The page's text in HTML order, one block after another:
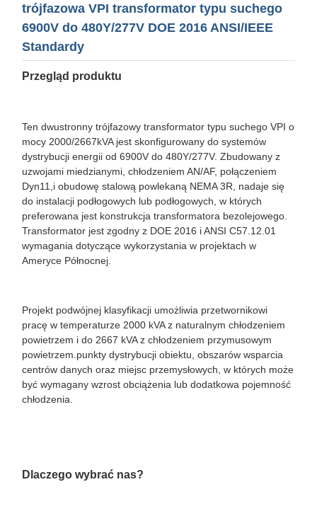
trójfazowa VPI transformator typu suchego
6900V do 480Y/277V DOE 2016 ANSI/IEEE
Standardy
Przegląd produktu
Ten dwustronny trójfazowy transformator typu suchego VPI o
mocy 2000/2667kVA jest skonfigurowany do systemów
dystrybucji energii od 6900V do 480Y/277V. Zbudowany z
uzwojami miedzianymi, chłodzeniem AN/AF, połączeniem
Dyn11,i obudowę stalową powlekaną NEMA 3R, nadaje się
do instalacji podłogowych lub podłogowych, w których
preferowana jest konstrukcja transformatora bezolejowego.
Transformator jest zgodny z DOE 2016 i ANSI C57.12.01
wymagania dotyczące wykorzystania w projektach w
Ameryce Północnej.
Projekt podwójnej klasyfikacji umożliwia przetwornikowi
pracę w temperaturze 2000 kVA z naturalnym chłodzeniem
powietrzem i do 2667 kVA z chłodzeniem przymusowym
powietrzem.punkty dystrybucji obiektu, obszarów wsparcia
centrów danych oraz miejsc przemysłowych, w których może
być wymagany wzrost obciążenia lub dodatkowa pojemność
chłodzenia.
Dlaczego wybrać nas?